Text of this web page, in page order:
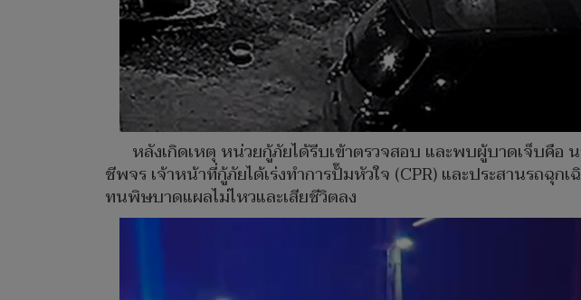
หลังเกิดเหตุ หน่วยกู้ภัยได้รีบเข้าตรวจสอบ และพบผู้บาดเจ็บคือ
ชีพจร เจ้าหน้าที่กู้ภัยได้เร่งทำการปั๊มหัวใจ (CPR) และประสานรถฉุ
ทนพิษบาดแผลไม่ไหวและเสียชีวิตลง